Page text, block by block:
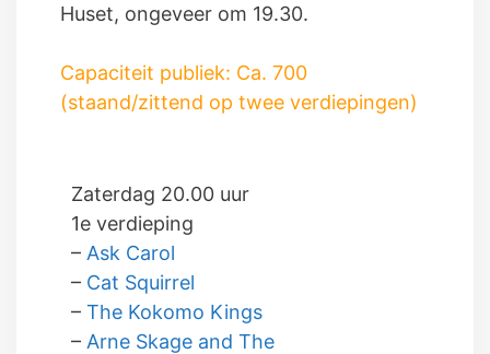
Huset, ongeveer om 19.30.
Capaciteit publiek: Ca. 700
(staand/zittend op twee verdiepingen)
Zaterdag 20.00 uur
1e verdieping
– Ask Carol
– Cat Squirrel
– The Kokomo Kings
– Arne Skage and The